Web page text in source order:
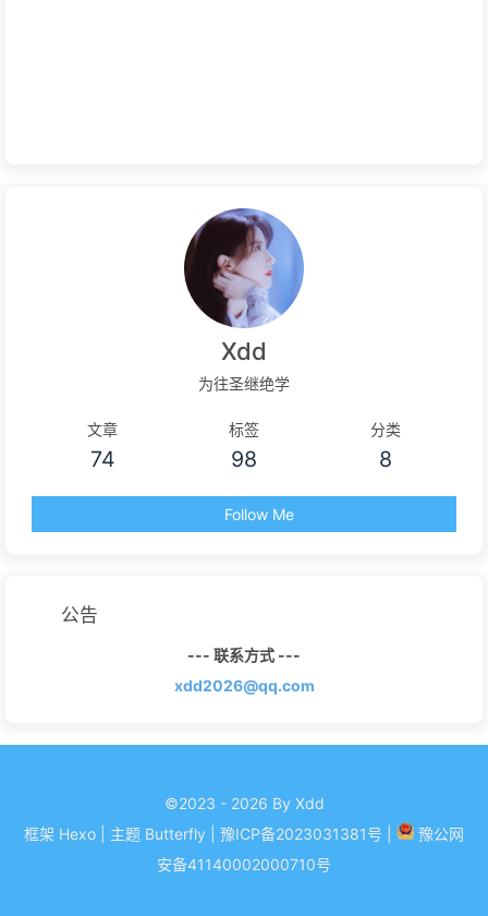
Xdd
为往圣继绝学
文章
74
标签
98
分类
8
Follow Me
公告
--- 联系方式 ---
xdd2026@qq.com
©2023 - 2026 By Xdd
框架 Hexo 主题 Butterfly | 豫ICP备2023031381号
豫公网
安备41140002000710号